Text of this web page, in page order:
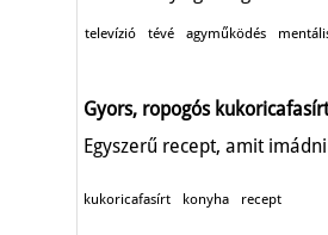
televízió tévé agyműködés
Gyors, ropogós kukoricafasírt
Egyszerű recept, amit
kukoricafasírt konyha recept